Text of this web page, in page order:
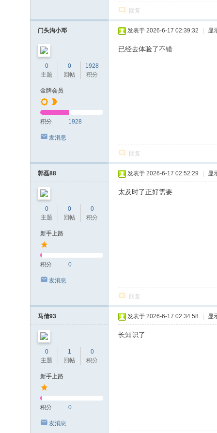
回复
门头沟小邓
0
主题
0
回帖
1928
积分
金牌会员
积分 1928
发消息
发表于 2026-6-17 02:39:32 显
已经去体验了不错
回复
郭磊88
0
主题
0
回帖
0
积分
新手上路
积分 0
发消息
发表于 2026-6-17 02:52:29 显
太及时了正好需要
回复
马倩93
0
主题
1
回帖
0
积分
新手上路
积分 0
发消息
发表于 2026-6-17 02:34:58 显
长知识了